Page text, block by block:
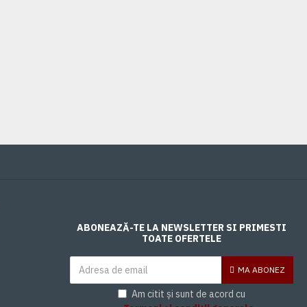
ABONEAZĂ-TE LA NEWSLETTER SI PRIMESTI
TOATE OFERTELE
MA ABONEZ
Am citit și sunt de acord cu